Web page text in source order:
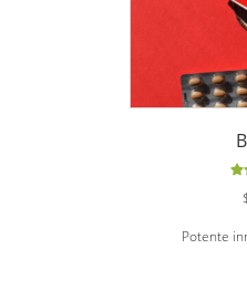
Potente